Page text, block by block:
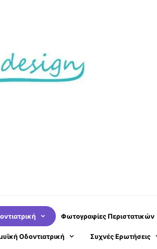
Φωτογραφίες Περιστατικών
Οδοντιατρική Συχνές Ερωτήσεις